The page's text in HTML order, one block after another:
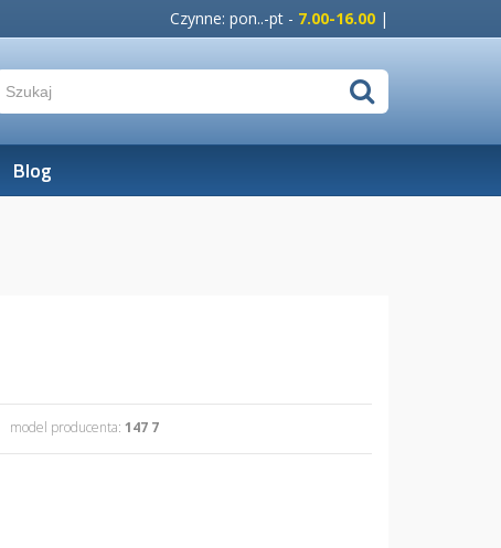
Czynne: pon..-pt - 7.00-16.00 |
Blog
model producenta: 147 7